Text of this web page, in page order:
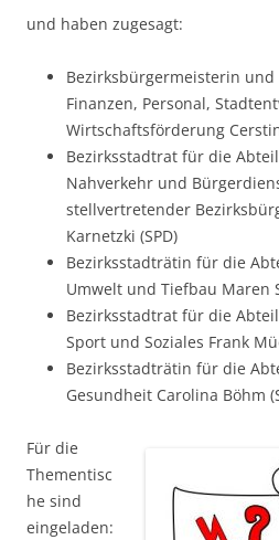
und haben zugesagt:
Bezirksbürgermeisterin
Finanzen, Personal,
Wirtschaftsförderung
Bezirksstadtrat für die
Nahverkehr und
stellvertretender
Karnetzki (SPD)
Bezirksstadträtin für die
Umwelt und Tiefbau Maren
Bezirksstadtrat für die
Sport und Soziales Frank
Bezirksstadträtin für die
Gesundheit Carolina Böhm
Für die
Thementisc
he sind
eingeladen: